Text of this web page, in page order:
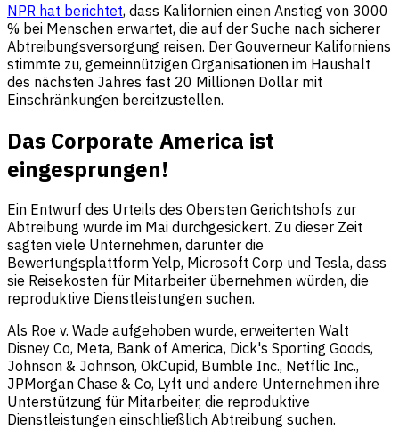
NPR hat berichtet, dass Kalifornien einen Anstieg von 3000
% bei Menschen erwartet, die auf der Suche nach sicherer
Abtreibungsversorgung reisen. Der Gouverneur Kaliforniens
stimmte zu, gemeinnützigen Organisationen im Haushalt
des nächsten Jahres fast 20 Millionen Dollar mit
Einschränkungen bereitzustellen.
Das Corporate America ist
eingesprungen!
Ein Entwurf des Urteils des Obersten Gerichtshofs zur
Abtreibung wurde im Mai durchgesickert. Zu dieser Zeit
sagten viele Unternehmen, darunter die
Bewertungsplattform Yelp, Microsoft Corp und Tesla, dass
sie Reisekosten für Mitarbeiter übernehmen würden, die
reproduktive Dienstleistungen suchen.
Als Roe v. Wade aufgehoben wurde, erweiterten Walt
Disney Co, Meta, Bank of America, Dick's Sporting Goods,
Johnson & Johnson, OkCupid, Bumble Inc., Netflic Inc.,
JPMorgan Chase & Co, Lyft und andere Unternehmen ihre
Unterstützung für Mitarbeiter, die reproduktive
Dienstleistungen einschließlich Abtreibung suchen.